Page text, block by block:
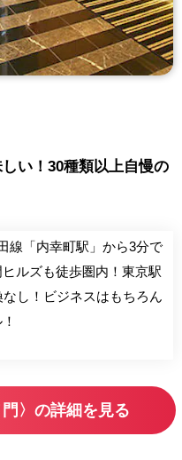
い！30種類以上自慢の
線「内幸町駅」から3分で
ルズも徒歩圏内！東京駅
し！ビジネスはもちろん
〉の詳細を見る